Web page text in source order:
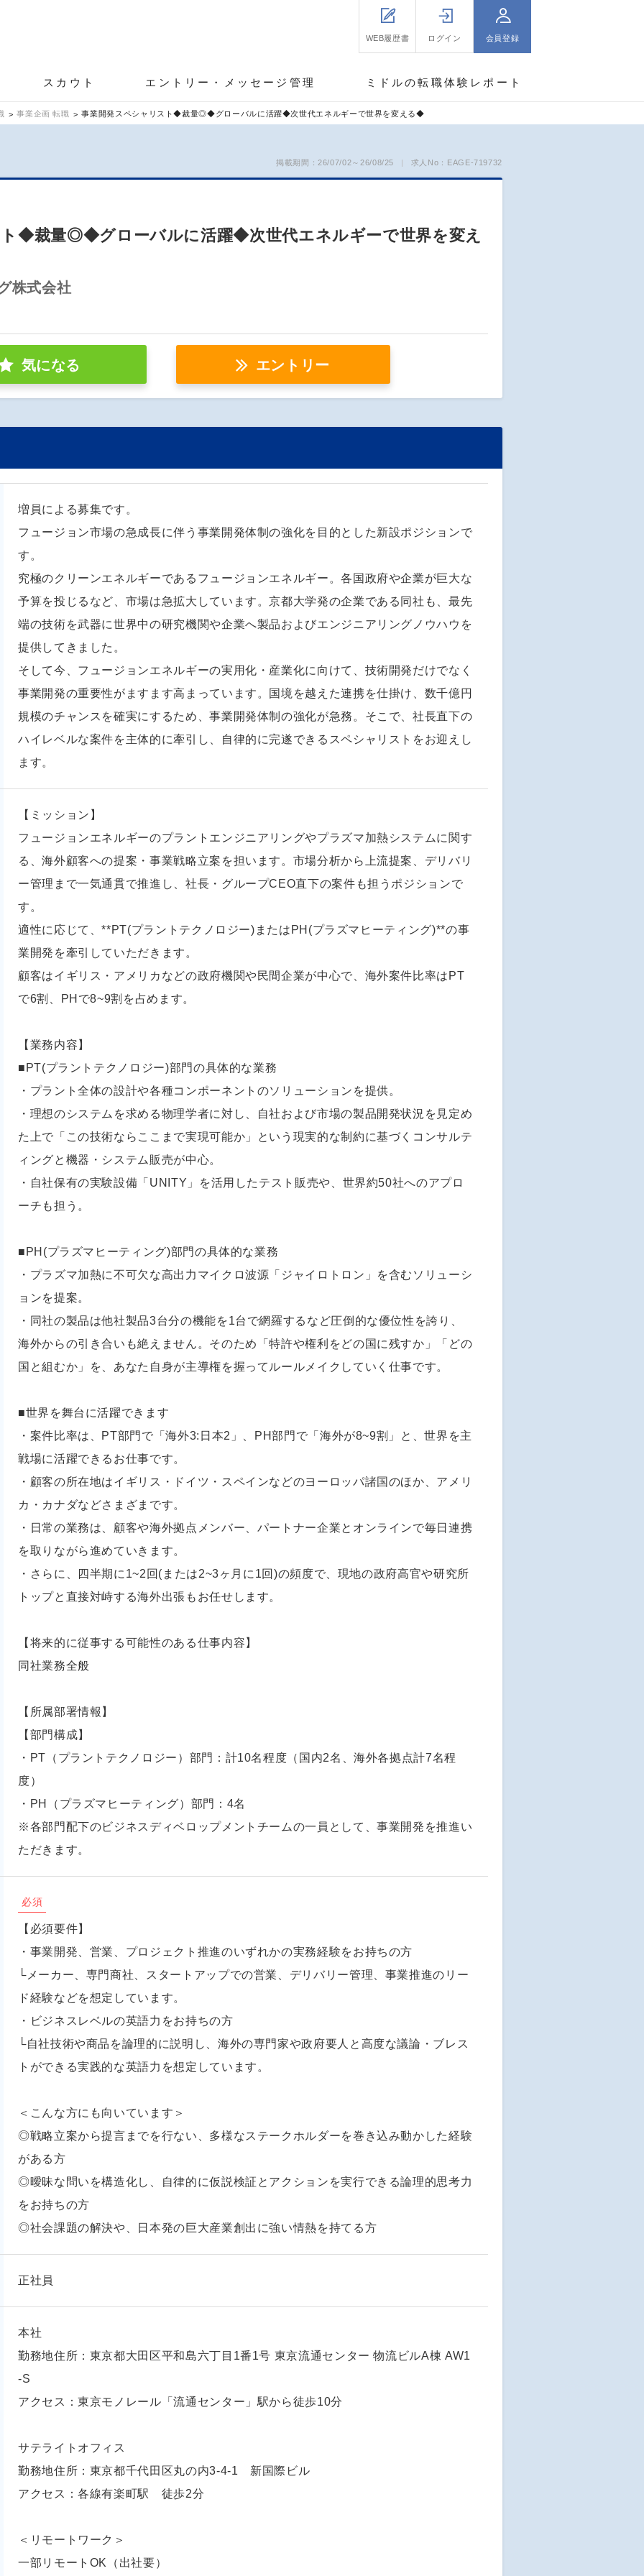
WEB履歴書 ログイン 会員登録
スカウト エントリー・メッセージ管理 ミドルの転職体験レポート
事業企画 転職 事業開発スペシャリスト◆裁量◎◆グローバルに活躍◆次世代エネルギーで世界を変える◆
掲載期間：26/07/02～26/08/25 求人No：EAGE-719732
◆裁量◎◆グローバルに活躍◆次世代エネルギーで世界を変え
株式会社
気になる エントリー
増員による募集です。
フュージョン市場の急成長に伴う事業開発体制の強化を目的とした新設ポジションで
す。
究極のクリーンエネルギーであるフュージョンエネルギー。各国政府や企業が巨大な
予算を投じるなど、市場は急拡大しています。京都大学発の企業である同社も、最先
端の技術を武器に世界中の研究機関や企業へ製品およびエンジニアリングノウハウを
提供してきました。
そして今、フュージョンエネルギーの実用化・産業化に向けて、技術開発だけでなく
事業開発の重要性がますます高まっています。国境を越えた連携を仕掛け、数千億円
規模のチャンスを確実にするため、事業開発体制の強化が急務。そこで、社長直下の
ハイレベルな案件を主体的に牽引し、自律的に完遂できるスペシャリストをお迎えし
ます。
【ミッション】
フュージョンエネルギーのプラントエンジニアリングやプラズマ加熱システムに関す
る、海外顧客への提案・事業戦略立案を担います。市場分析から上流提案、デリバリ
ー管理まで一気通貫で推進し、社長・グループCEO直下の案件も担うポジションで
す。
適性に応じて、**PT(プラントテクノロジー)またはPH(プラズマヒーティング)**の事
業開発を牽引していただきます。
顧客はイギリス・アメリカなどの政府機関や民間企業が中心で、海外案件比率はPT
で6割、PHで8~9割を占めます。
【業務内容】
■PT(プラントテクノロジー)部門の具体的な業務
・プラント全体の設計や各種コンポーネントのソリューションを提供。
・理想のシステムを求める物理学者に対し、自社および市場の製品開発状況を見定め
た上で「この技術ならここまで実現可能か」という現実的な制約に基づくコンサルテ
ィングと機器・システム販売が中心。
・自社保有の実験設備「UNITY」を活用したテスト販売や、世界約50社へのアプロ
ーチも担う。
■PH(プラズマヒーティング)部門の具体的な業務
・プラズマ加熱に不可欠な高出力マイクロ波源「ジャイロトロン」を含むソリューシ
ョンを提案。
・同社の製品は他社製品3台分の機能を1台で網羅するなど圧倒的な優位性を誇り、
海外からの引き合いも絶えません。そのため「特許や権利をどの国に残すか」「どの
国と組むか」を、あなた自身が主導権を握ってルールメイクしていく仕事です。
■世界を舞台に活躍できます
・案件比率は、PT部門で「海外3:日本2」、PH部門で「海外が8~9割」と、世界を主
戦場に活躍できるお仕事です。
・顧客の所在地はイギリス・ドイツ・スペインなどのヨーロッパ諸国のほか、アメリ
カ・カナダなどさまざまです。
・日常の業務は、顧客や海外拠点メンバー、パートナー企業とオンラインで毎日連携
を取りながら進めていきます。
・さらに、四半期に1~2回(または2~3ヶ月に1回)の頻度で、現地の政府高官や研究所
トップと直接対峙する海外出張もお任せします。
【将来的に従事する可能性のある仕事内容】
同社業務全般
【所属部署情報】
【部門構成】
・PT（プラントテクノロジー）部門：計10名程度（国内2名、海外各拠点計7名程
度）
・PH（プラズマヒーティング）部門：4名
※各部門配下のビジネスディベロップメントチームの一員として、事業開発を推進い
ただきます。
必須
【必須要件】
・事業開発、営業、プロジェクト推進のいずれかの実務経験をお持ちの方
└メーカー、専門商社、スタートアップでの営業、デリバリー管理、事業推進のリー
ド経験などを想定しています。
・ビジネスレベルの英語力をお持ちの方
└自社技術や商品を論理的に説明し、海外の専門家や政府要人と高度な議論・ブレス
トができる実践的な英語力を想定しています。
＜こんな方にも向いています＞
◎戦略立案から提言までを行ない、多様なステークホルダーを巻き込み動かした経験
がある方
◎曖昧な問いを構造化し、自律的に仮説検証とアクションを実行できる論理的思考力
をお持ちの方
◎社会課題の解決や、日本発の巨大産業創出に強い情熱を持てる方
正社員
本社
勤務地住所：東京都大田区平和島六丁目1番1号 東京流通センター 物流ビルA棟 AW1
-S
アクセス：東京モノレール「流通センター」駅から徒歩10分
サテライトオフィス
勤務地住所：東京都千代田区丸の内3-4-1 新国際ビル
アクセス：各線有楽町駅 徒歩2分
＜リモートワーク＞
一部リモートOK（出社要）